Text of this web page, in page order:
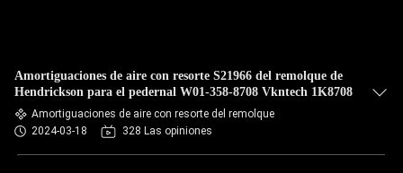
Amortiguaciones de aire con resorte S21966 del remolque de
Hendrickson para el pedernal W01-358-8708 Vkntech 1K8708
Amortiguaciones de aire con resorte del remolque
2024-03-18
328 Las opiniones